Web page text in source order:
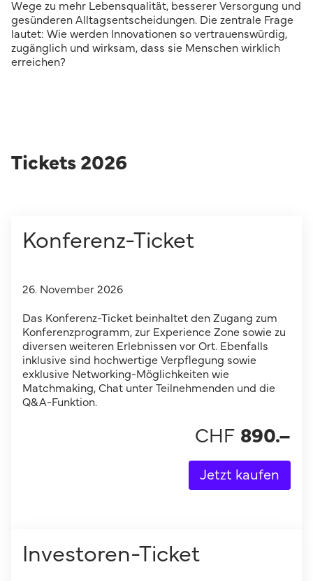
Wege zu mehr Lebensqualität, besserer Versorgung und
gesünderen Alltagsentscheidungen. Die zentrale Frage
lautet: Wie werden Innovationen so vertrauenswürdig,
zugänglich und wirksam, dass sie Menschen wirklich
erreichen?
Tickets 2026
Konferenz-Ticket
26. November 2026
Das Konferenz-Ticket beinhaltet den Zugang zum
Konferenzprogramm, zur Experience Zone sowie zu
diversen weiteren Erlebnissen vor Ort. Ebenfalls
inklusive sind hochwertige Verpflegung sowie
exklusive Networking-Möglichkeiten wie
Matchmaking, Chat unter Teilnehmenden und die
Q&A-Funktion.
CHF 890.–
Jetzt kaufen
Investoren-Ticket